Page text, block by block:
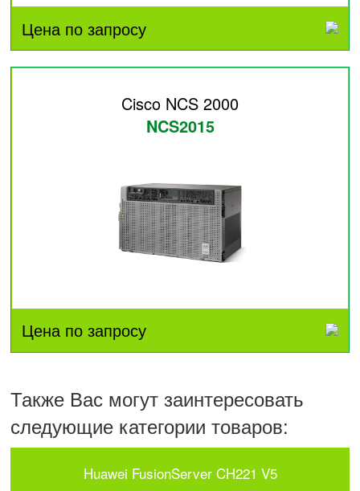
Цена по запросу
Cisco NCS 2000
NCS2015
Цена по запросу
Также Вас могут заинтересовать
следующие категории товаров:
Huawei FusionServer CH221 V5